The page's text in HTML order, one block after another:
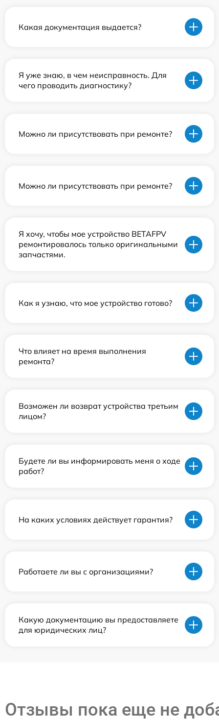
Какая документация выдается?
Я уже знаю, в чем неисправность. Для
чего проводить диагностику?
Можно ли присутствовать при ремонте?
Можно ли присутствовать при ремонте?
Я хочу, чтобы мое устройство BETAFPV
ремонтировалось только оригинальными
запчастями.
Как я узнаю, что мое устройство готово?
Что влияет на время выполнения
ремонта?
Возможен ли возврат устройства третьим
лицом?
Будете ли вы информировать меня о ходе
работ?
На каких условиях действует гарантия?
Работаете ли вы с организациями?
Какую документацию вы предоставляете
для юридических лиц?
Отзывы пока еще не